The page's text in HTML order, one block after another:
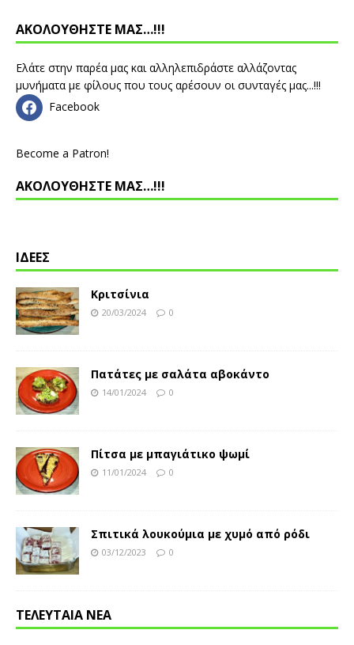
ΑΚΟΛΟΥΘΗΣΤΕ ΜΑΣ…!!!
Ελάτε στην παρέα μας και αλληλεπιδράστε αλλάζοντας
μυνήματα με φίλους που τους αρέσουν οι συνταγές μας...!!!
Facebook
Become a Patron!
ΑΚΟΛΟΥΘΗΣΤΕ ΜΑΣ…!!!
ΙΔΕΕΣ
Κριτσίνια
20/03/2024 0
Πατάτες με σαλάτα αβοκάντο
14/01/2024 0
Πίτσα με μπαγιάτικο ψωμί
11/01/2024 0
Σπιτικά λουκούμια με χυμό από ρόδι
03/12/2023 0
ΤΕΛΕΥΤΑΙΑ ΝΕΑ